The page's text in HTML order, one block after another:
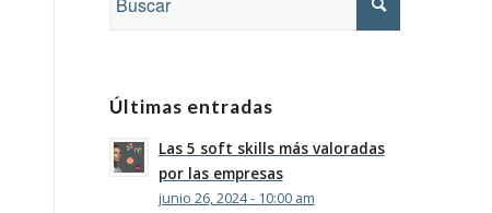
Últimas entradas
Las 5 soft skills más valoradas
por las empresas
junio 26, 2024 - 10:00 am